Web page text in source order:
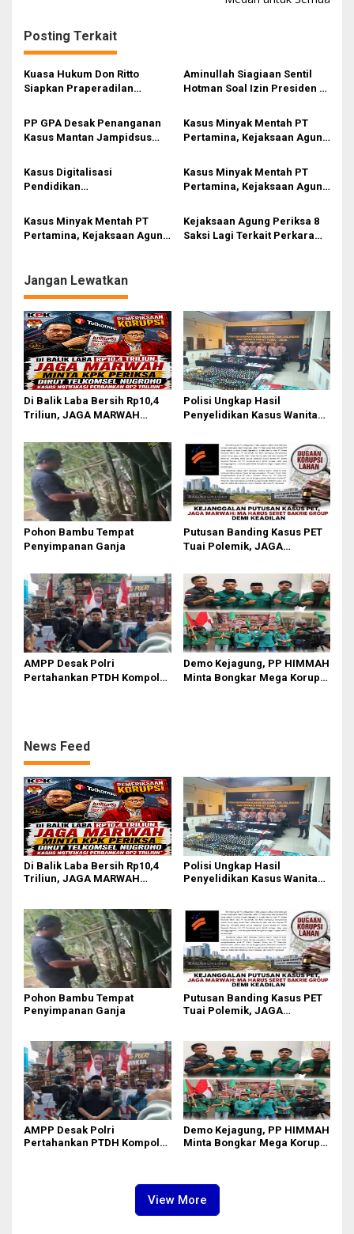
a
s
i
o
Posting Terkait
Kuasa Hukum Don Ritto
Siapkan Praperadilan
Febrie Adriansyah
Aminullah Siagiaan Sentil
Hotman Soal Izin Presiden di
Tak Ada Dasar Hukumnya
PP GPA Desak Penanganan
Kasus Mantan Jampidsus
Aliran Dana dan Pemilik
Kasus Minyak Mentah PT
Pertamina, Kejaksaan Agung
Kasus Digitalisasi
Pendidikan
Kejaksaan Agung Periksa 2
Saksi Lagi
Kasus Minyak Mentah PT
Pertamina, Kejaksaan Agung
Kasus Minyak Mentah PT
Pertamina, Kejaksaan Agung
Kejaksaan Agung Periksa 8
Saksi Lagi Terkait Perkara
Jangan Lewatkan
Di Balik Laba Bersih Rp10,4
Triliun, JAGA MARWAH
Telkomsel Nugroho Terkait
Dugaan Kasus Notifikasi
Perbankan
Polisi Ungkap Hasil
Penyelidikan Kasus Wanita
Komplek Bumi Asri Medan
Pohon Bambu Tempat
Penyimpanan Ganja
Putusan Banding Kasus PET
Tuai Polemik, JAGA
Peran Bakrie Group
AMPP Desak Polri
Pertahankan PTDH Kompol
Demo Kejagung, PP HIMMAH
Minta Bongkar Mega Korupsi
News Feed
Di Balik Laba Bersih Rp10,4
Triliun, JAGA MARWAH
Dugaan Kasus Notifikasi
Perbankan
Polisi Ungkap Hasil
Penyelidikan Kasus Wanita
Pohon Bambu Tempat
Penyimpanan Ganja
Putusan Banding Kasus PET
Tuai Polemik, JAGA
AMPP Desak Polri
Pertahankan PTDH Kompol
Demo Kejagung, PP HIMMAH
Minta Bongkar Mega Korupsi
View More